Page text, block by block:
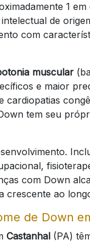
1 em
de
com
muscular
e maior
cardiopatias
tem seu
com Down
crescente ao
de Down
Castanhal (PA)